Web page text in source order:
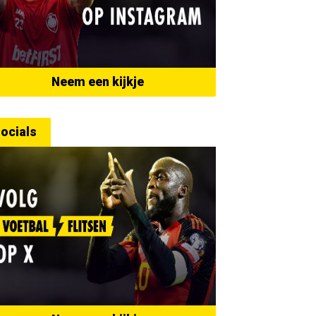
Neem een kijkje